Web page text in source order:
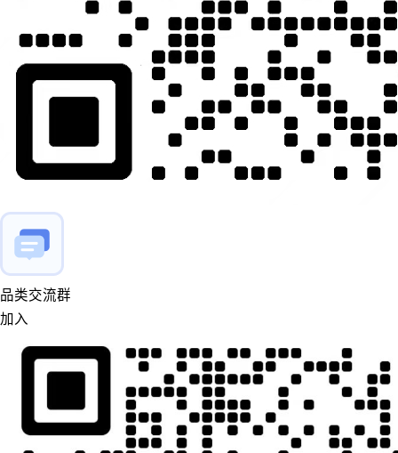
品类交流群
加入